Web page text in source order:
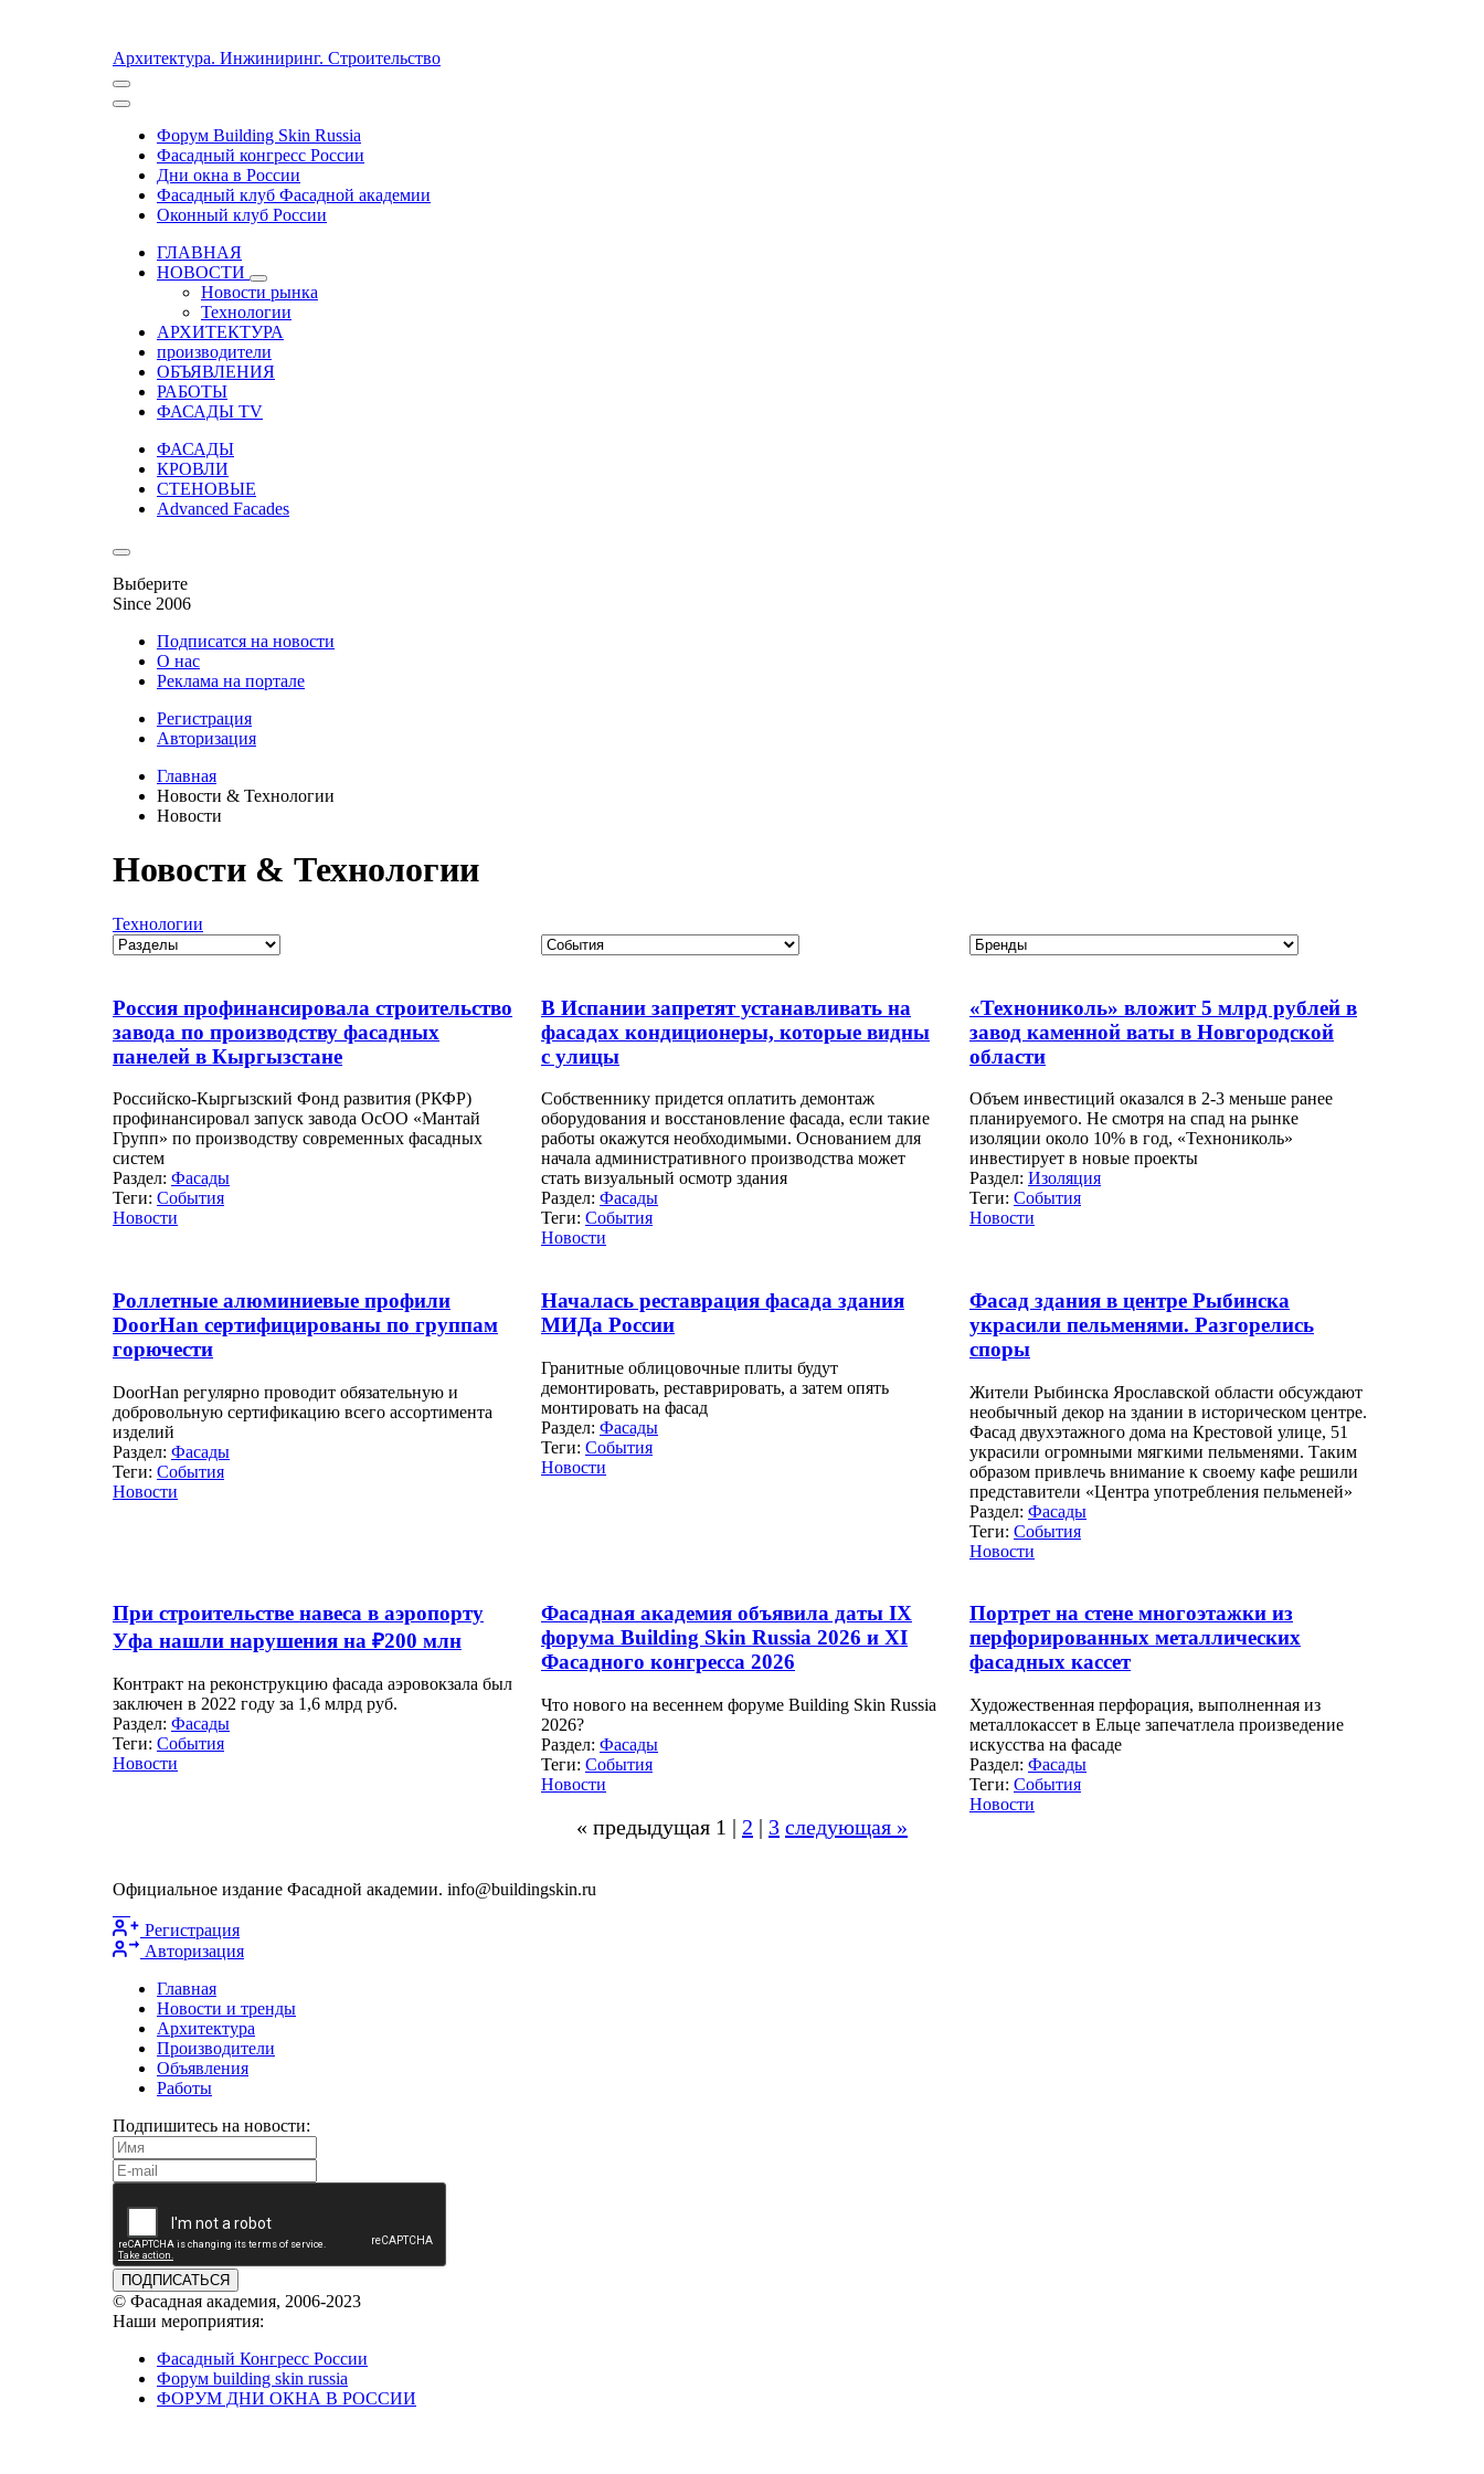
Архитектура. Инжиниринг. Строительство
Форум Building Skin Russia
Фасадный конгресс России
Дни окна в России
Фасадный клуб Фасадной академии
Оконный клуб России
ГЛАВНАЯ
НОВОСТИ
Новости рынка
Технологии
АРХИТЕКТУРА
производители
ОБЪЯВЛЕНИЯ
РАБОТЫ
ФАСАДЫ TV
ФАСАДЫ
КРОВЛИ
СТЕНОВЫЕ
Advanced Facades
Выберите
Since 2006
Подписатся на новости
О нас
Реклама на портале
Регистрация
Авторизация
Главная
Новости & Технологии
Новости
Новости & Технологии
Технологии
Россия профинансировала строительство
завода по производству фасадных
панелей в Кыргызстане
Российско-Кыргызский Фонд развития (РКФР)
профинансировал запуск завода ОсОО «Мантай
Групп» по производству современных фасадных
систем
Раздел: Фасады
Теги: События
Новости
В Испании запретят устанавливать на
фасадах кондиционеры, которые видны
с улицы
Собственнику придется оплатить демонтаж
оборудования и восстановление фасада, если такие
работы окажутся необходимыми. Основанием для
начала административного производства может
стать визуальный осмотр здания
Раздел: Фасады
Теги: События
Новости
«Технониколь» вложит 5 млрд рублей в
завод каменной ваты в Новгородской
области
Объем инвестиций оказался в 2-3 меньше ранее
планируемого. Не смотря на спад на рынке
изоляции около 10% в год, «Технониколь»
инвестирует в новые проекты
Раздел: Изоляция
Теги: События
Новости
Роллетные алюминиевые профили
DoorHan сертифицированы по группам
горючести
DoorHan регулярно проводит обязательную и
добровольную сертификацию всего ассортимента
изделий
Раздел: Фасады
Теги: События
Новости
Началась реставрация фасада здания
МИДа России
Гранитные облицовочные плиты будут
демонтировать, реставрировать, а затем опять
монтировать на фасад
Раздел: Фасады
Теги: События
Новости
Фасад здания в центре Рыбинска
украсили пельменями. Разгорелись
споры
Жители Рыбинска Ярославской области обсуждают
необычный декор на здании в историческом центре.
Фасад двухэтажного дома на Крестовой улице, 51
украсили огромными мягкими пельменями. Таким
образом привлечь внимание к своему кафе решили
представители «Центра употребления пельменей»
Раздел: Фасады
Теги: События
Новости
При строительстве навеса в аэропорту
Уфа нашли нарушения на ₽200 млн
Контракт на реконструкцию фасада аэровокзала был
заключен в 2022 году за 1,6 млрд руб.
Раздел: Фасады
Теги: События
Новости
Фасадная академия объявила даты IX
форума Building Skin Russia 2026 и XI
Фасадного конгресса 2026
Что нового на весеннем форуме Building Skin Russia
2026?
Раздел: Фасады
Теги: События
Новости
Портрет на стене многоэтажки из
перфорированных металлических
фасадных кассет
Художественная перфорация, выполненная из
металлокассет в Ельце запечатлела произведение
искусства на фасаде
Раздел: Фасады
Теги: События
Новости
« предыдущая 1 | 2 | 3 следующая »
Официальное издание Фасадной академии. info@buildingskin.ru
Регистрация
Авторизация
Главная
Новости и тренды
Архитектура
Производители
Объявления
Работы
Подпишитесь на новости:
ПОДПИСАТЬСЯ
© Фасадная академия, 2006-2023
Наши мероприятия:
Фасадный Конгресс России
Форум building skin russia
ФОРУМ ДНИ ОКНА В РОССИИ